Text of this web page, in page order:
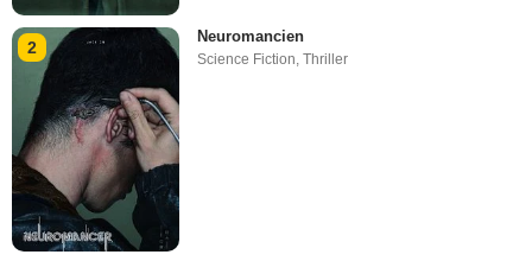
2
Neuromancien
Science Fiction,Thriller